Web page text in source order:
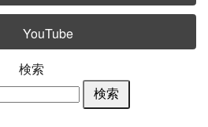
YouTube
検索
検索